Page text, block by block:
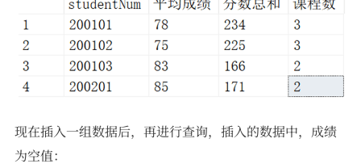
现在插入一组数据后，再进行查询，插入的数据中，成绩
为空值：